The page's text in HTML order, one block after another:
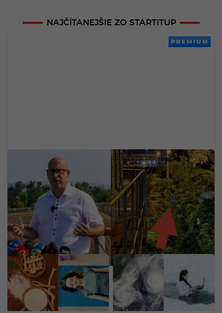
NAJČÍTANEJŠIE ZO STARTITUP
PREMIUM
Slovák založil „Zomri“ zo železníc: Rážoviny už
videli 3,7 milióna ľudí. Admin prehovoril o tom, čo
sa skutočne deje na našich tratiach
Ašvaganda sľubuje úľavu
od stresu, no skrýva
riziká. Odborníci varujú
pred poškodením orgánu
a hrozbou pre skupiny
ľudí
Super El Niño a vzácna
anomália spojili sily.
Raritná kombinácia
radikálne zmení zimu
2026/2027